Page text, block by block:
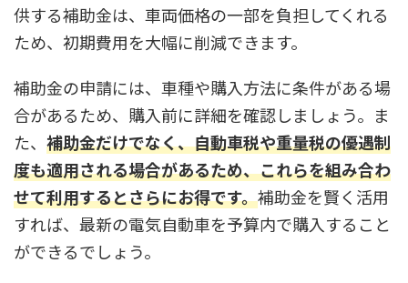
供する補助金は、車両価格の一部を負担してくれる
ため、初期費用を大幅に削減できます。
補助金の申請には、車種や購入方法に条件がある場
合があるため、購入前に詳細を確認しましょう。ま
た、 補助金だけでなく、自動車税や重量税の優遇制
度も適用される場合があるため、これらを組み合わ
せて利用するとさらにお得です。補助金を賢く活用
すれば、最新の電気自動車を予算内で購入すること
ができるでしょう。